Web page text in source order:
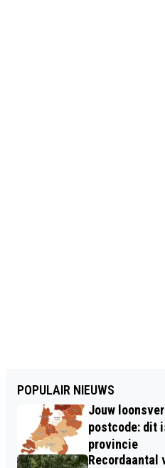
POPULAIR NIEUWS
Jouw
postcode: dit
provincie
Recordaantal